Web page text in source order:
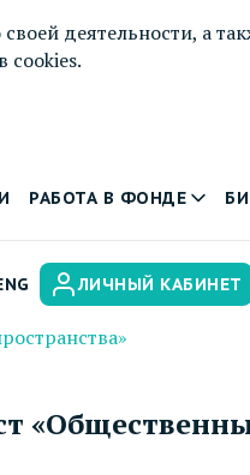
деятельности, а
cookies.
РАБОТА В ФОНДЕ
ЛИЧНЫЙ КАБИНЕТ